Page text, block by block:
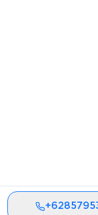
+